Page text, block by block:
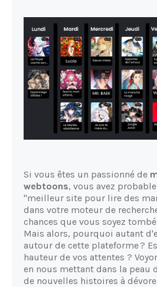
Si vous êtes un passionné de
webtoons, vous avez
"meilleur site pour lire des
dans votre moteur de
chances que vous soyez
Mais alors, pourquoi autant
autour de cette plateforme ?
hauteur de vos attentes ?
en nous mettant dans la peau
de nouvelles histoires à